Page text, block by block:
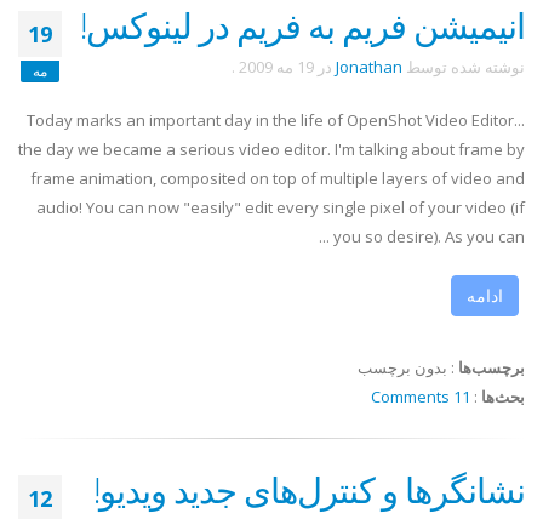
19
مه
انیمیشن فریم به فریم در لینوکس!
نوشته شده توسط Jonathan در 19 مه 2009 .
Today marks an important day in the life of OpenShot Video Editor...
the day we became a serious video editor. I'm talking about frame by
frame animation, composited on top of multiple layers of video and
audio! You can now "easily" edit every single pixel of your video (if
you so desire). As you can ...
ادامه
برچسب‌ها : بدون برچسب
بحث‌ها :
11 Comments
12 نشانگرها و کنترل‌های جدید ویدیو!